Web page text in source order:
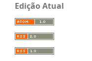
Edição Atual